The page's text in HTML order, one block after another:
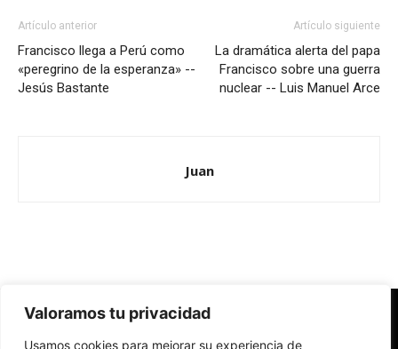
Valoramos tu privacidad
Usamos cookies para mejorar su experiencia de
Artículo anterior
Francisco llega a Perú como
«peregrino de la esperanza» --
Jesús Bastante
Artículo siguiente
La dramática alerta del papa
Francisco sobre una guerra
nuclear -- Luis Manuel Arce
Juan
Redes Cristianas